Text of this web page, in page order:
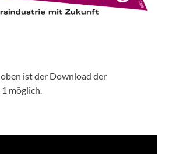
ist der Download der
möglich.